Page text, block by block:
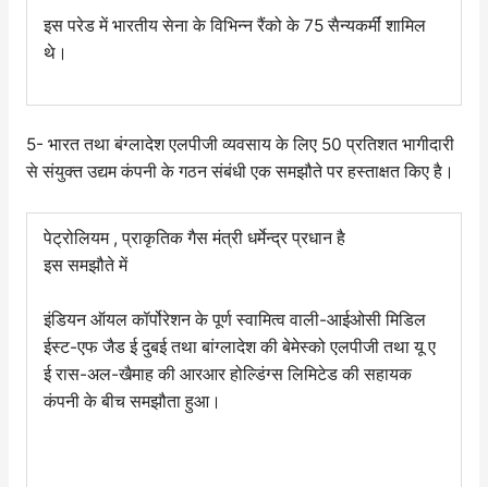
इस परेड में भारतीय सेना के विभिन्न रैंको के 75 सैन्यकर्मीं शामिल
थे।
5- भारत तथा बंग्लादेश एलपीजी व्यवसाय के लिए 50 प्रतिशत भागीदारी
से संयुक्त उद्यम कंपनी के गठन संबंधी एक समझौते पर हस्ताक्षत किए है।
पेट्रोलियम , प्राकृतिक गैस मंत्री धर्मेन्द्र प्रधान है
इस समझौते में
इंडियन ऑयल कॉर्पोरेशन के पूर्ण स्वामित्व वाली-आईओसी मिडिल
ईस्‍ट-एफ जैड ई दुबई तथा बांग्लादेश की बेमेस्को एलपीजी तथा यू ए
ई रास-अल-खैमाह की आरआर होल्डिंग्स लिमिटेड की सहायक
कंपनी के बीच समझौता हुआ।